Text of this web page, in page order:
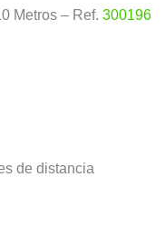
Metros – Ref. 300196
de distancia